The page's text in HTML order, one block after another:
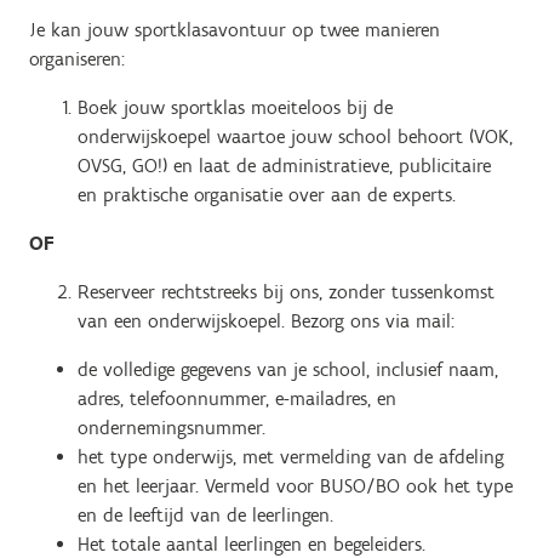
Je kan jouw sportklasavontuur op twee manieren
organiseren:
Boek jouw sportklas moeiteloos bij de
onderwijskoepel waartoe jouw school behoort (VOK,
OVSG, GO!) en laat de administratieve, publicitaire
en praktische organisatie over aan de experts.
OF
Reserveer rechtstreeks bij ons, zonder tussenkomst
van een onderwijskoepel. Bezorg ons via mail:
de volledige gegevens van je school, inclusief naam,
adres, telefoonnummer, e-mailadres, en
ondernemingsnummer.
het type onderwijs, met vermelding van de afdeling
en het leerjaar. Vermeld voor BUSO/BO ook het type
en de leeftijd van de leerlingen.
Het totale aantal leerlingen en begeleiders.